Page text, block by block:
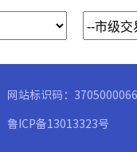
网站标识码：3705000066
鲁ICP备13013323号